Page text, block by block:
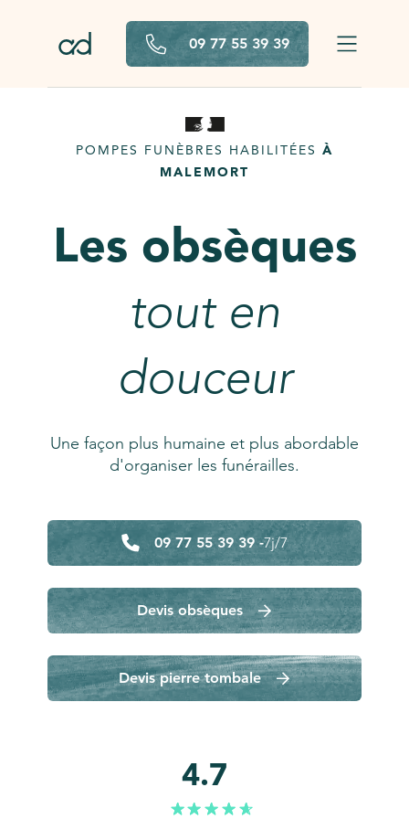
09 77 55 39 39
POMPES FUNÈBRES HABILITÉES À
MALEMORT
Les obsèques
tout en
douceur
Une façon plus humaine et plus abordable
d'organiser les funérailles.
09 77 55 39 39 -7j/7
Devis obsèques
Devis pierre tombale
4.7